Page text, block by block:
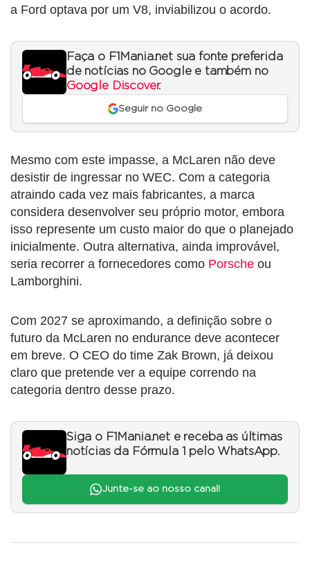
a Ford optava por um V8, inviabilizou o acordo.
Faça o F1Mania.net sua fonte preferida
de notícias no Google e também no
Google Discover.
Seguir no Google
Mesmo com este impasse, a McLaren não deve
desistir de ingressar no WEC. Com a categoria
atraindo cada vez mais fabricantes, a marca
considera desenvolver seu próprio motor, embora
isso represente um custo maior do que o planejado
inicialmente. Outra alternativa, ainda improvável,
seria recorrer a fornecedores como Porsche ou
Lamborghini.
Com 2027 se aproximando, a definição sobre o
futuro da McLaren no endurance deve acontecer
em breve. O CEO do time Zak Brown, já deixou
claro que pretende ver a equipe correndo na
categoria dentro desse prazo.
Siga o F1Mania.net e receba as últimas
notícias da Fórmula 1 pelo WhatsApp.
Junte-se ao nosso canal!